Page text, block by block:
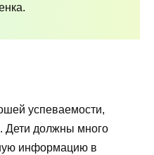
успеваемости,
Дети должны много
информацию в